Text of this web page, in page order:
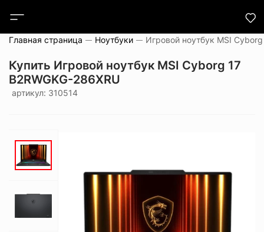
Главная страница Ноутбуки
Купить Игровой ноутбук MSI Cyborg 17
B2RWGKG-286XRU
артикул: 310514